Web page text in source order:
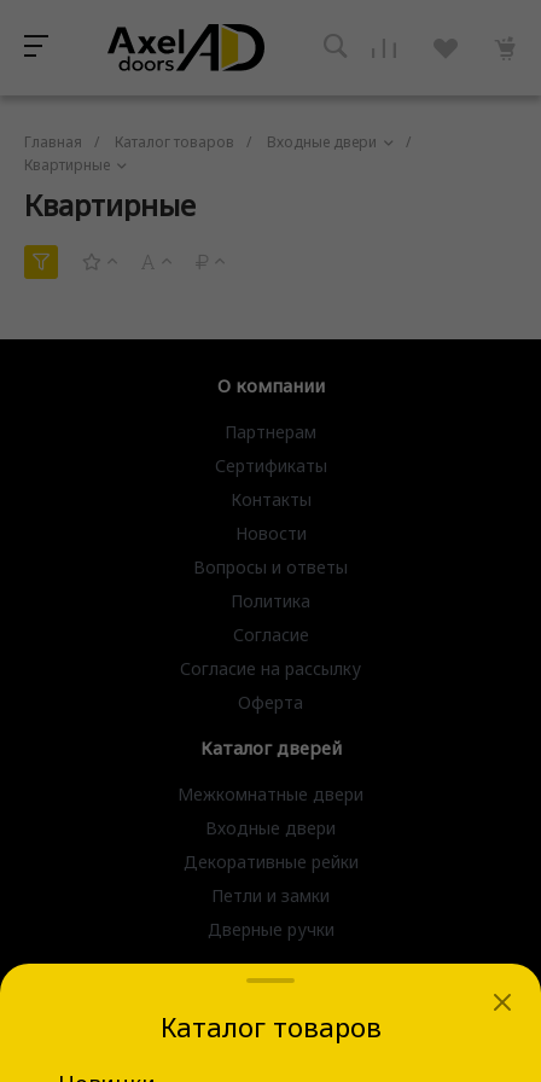
Главная / Каталог товаров / Входные двери
/
Квартирные
Квартирные
О компании
Партнерам
Сертификаты
Контакты
Новости
Вопросы и ответы
Политика
Согласие
Согласие на рассылку
Оферта
Каталог дверей
Межкомнатные двери
Входные двери
Декоративные рейки
Петли и замки
Дверные ручки
г. Новосибирск, ул. Блюхера д.31
Каталог товаров